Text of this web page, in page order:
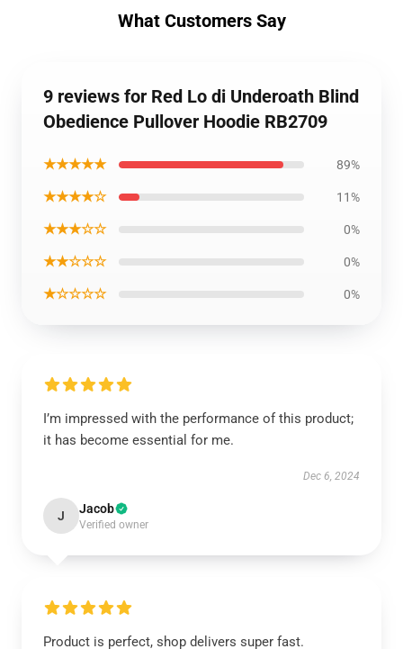
What Customers Say
9 reviews for Red Lo di Underoath Blind
Obedience Pullover Hoodie RB2709
★★★★★ 89%
★★★★☆ 11%
★★★☆☆ 0%
★★☆☆☆ 0%
★☆☆☆☆ 0%
I’m impressed with the performance of this product;
it has become essential for me.
Dec 6, 2024
J Jacob
Verified owner
Product is perfect, shop delivers super fast.